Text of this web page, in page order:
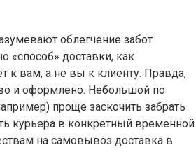
облегчение забот
«способ» доставки, как
к вам, а не вы к клиенту. Правда,
и оформлено. Небольшой по
проще заскочить забрать
курьера в конкретный временной
на самовывоз доставка в